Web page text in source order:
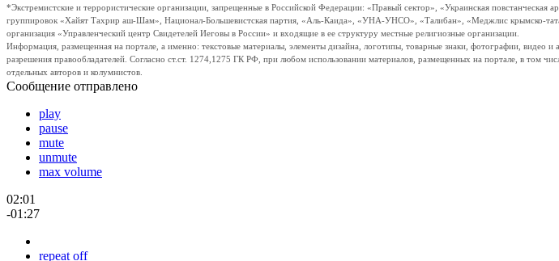
*Экстремистские и террористические организации, запрещенные в Российской Федерации: «Правый сектор», «Украинская
группировок «Хайят Тахрир аш-Шам», Национал-Большевистская партия, «Аль-Каида», «УНА-УНСО», «Талибан», «Меджлис крымско-
организация «Управленческий центр Свидетелей Иеговы в России» и входящие в ее структуру местные религиозные организации.
Информация, размещенная на портале, а именно: текстовые материалы, элементы дизайна, логотипы, товарные знаки, фотографии,
разрешения правообладателей. Согласно ст.ст. 1274,1275 ГК РФ, при любом использовании материалов, размещенных на портале, в том
отдельных авторов и колумнистов.
Сообщение отправлено
play
pause
mute
unmute
max volume
02:01
-01:27
repeat off